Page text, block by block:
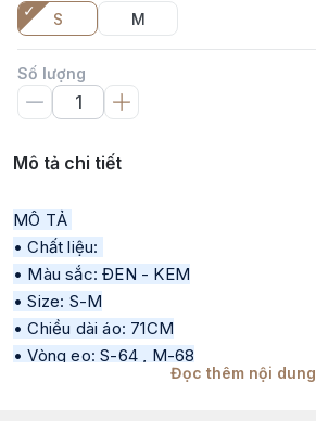
S
M
Số lượng
Mô tả chi tiết
MÔ TẢ
• Chất liệu:
• Màu sắc: ĐEN - KEM
• Size: S-M
• Chiều dài áo: 71CM
• Vòng eo: S-64 , M-68
Đọc thêm nội dung